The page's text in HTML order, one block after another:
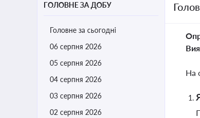
ГОЛОВНЕ ЗА ДОБУ
Головне за сьогодні
06 серпня 2026
05 серпня 2026
04 серпня 2026
03 серпня 2026
02 серпня 2026
На